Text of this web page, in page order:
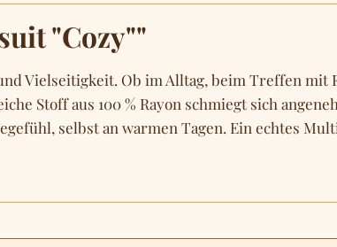
"Cozy""
Vielseitigkeit. Ob im Alltag, beim Treffen
Stoff aus 100 % Rayon schmiegt sich
selbst an warmen Tagen. Ein echtes